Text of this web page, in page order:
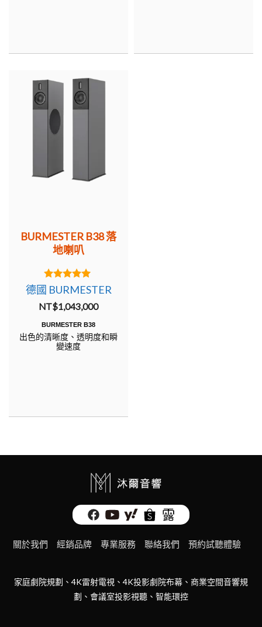
BURMESTER B38 落
地喇叭
5.00
out of 5
德國 BURMESTER
NT$1,043,000
BURMESTER B38
出色的清晰度、透明度和瞬
變速度
關於我們 經銷品牌 專業服務 聯絡我們 預約試聽體驗
家庭劇院規劃、4K雷射電視、4K投影劇院布幕、商業空間音響規
劃、會議室投影視聽、智能環控